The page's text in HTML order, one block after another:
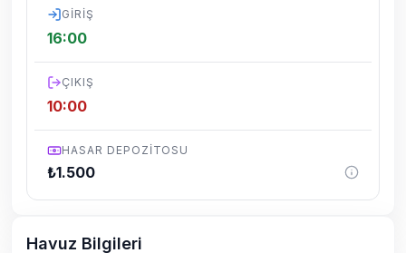
yapılabilmektedir. Bu çalışma nedeniyle yol
GIRIŞ
16:00
ÇIKIŞ
10:00
HASAR DEPOZITOSU
₺1.500
Havuz Bilgileri